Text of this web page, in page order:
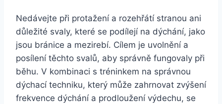
Nedávejte při protažení a rozehřátí stranou ani
důležité svaly, které se podílejí na dýchání, jako
jsou bránice a mezirebí. Cílem je uvolnění a
posílení těchto svalů, aby správně fungovaly při
běhu. V kombinaci s tréninkem na správnou
dýchací techniku, který může zahrnovat zvýšení
frekvence dýchání a prodloužení výdechu, se